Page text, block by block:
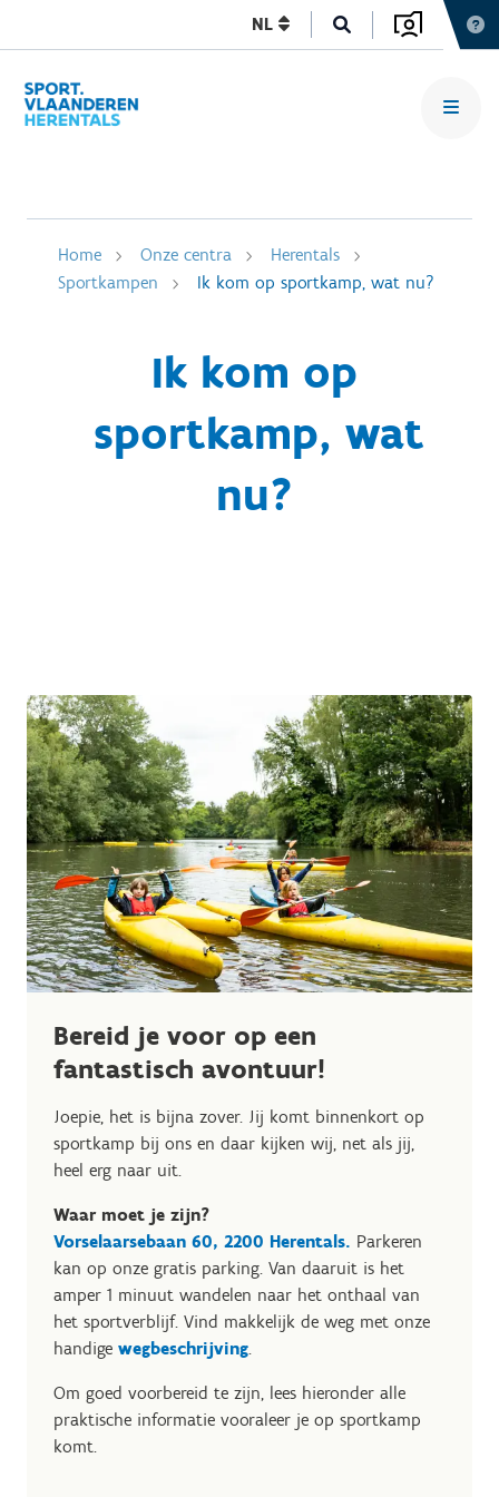
NL
Home Onze centra
Herentals
Sportkampen
Ik kom op sportkamp, wat nu?
Ik kom op
sportkamp, wat
nu?
Bereid je voor op een
fantastisch avontuur!
Joepie, het is bijna zover. Jij komt binnenkort op
sportkamp bij ons en daar kijken wij, net als jij,
heel erg naar uit.
Waar moet je zijn?
Vorselaarsebaan 60, 2200 Herentals. Parkeren
kan op onze gratis parking. Van daaruit is het
amper 1 minuut wandelen naar het onthaal van
het sportverblijf. Vind makkelijk de weg met onze
handige wegbeschrijving
Om goed voorbereid te zijn, lees hieronder alle
praktische informatie vooraleer je op sportkamp
komt.